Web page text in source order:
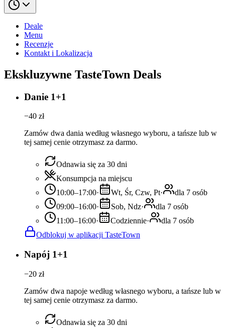
Deale
Menu
Recenzje
Kontakt i Lokalizacja
Ekskluzywne TasteTown Deals
Danie 1+1
−40 zł
Zamów dwa dania według własnego wyboru, a tańsze lub w
tej samej cenie otrzymasz za darmo.
Odnawia się za 30 dni
Konsumpcja na miejscu
10:00–17:00· Wt, Śr, Czw, Pt·
dla 7 osób
09:00–16:00· Sob, Ndz·
dla 7 osób
11:00–16:00· Codziennie·
dla 7 osób
Odblokuj w aplikacji TasteTown
Napój 1+1
−20 zł
Zamów dwa napoje według własnego wyboru, a tańsze lub w
tej samej cenie otrzymasz za darmo.
Odnawia się za 30 dni